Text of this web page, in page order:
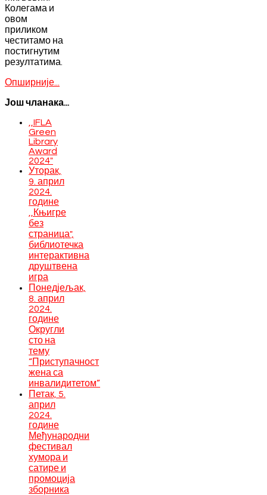
Колегама и
овом
приликом
честитамо на
постигнутим
резултатима.
Опширније...
Још чланака...
,,IFLA
Green
Library
Award
2024"
Уторак,
9. април
2024.
године
,,Књигре
без
страница",
библиотечка
интерактивна
друштвена
игра
Понедјељак,
8. април
2024.
године
Округли
сто на
тему
“Приступачност
жена са
инвалидитетом”
Петак, 5.
април
2024.
године
Међународни
фестивал
хумора и
сатире и
промоција
зборника